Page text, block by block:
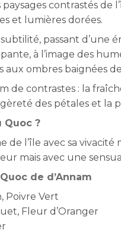
contrastés de
et lumières dorées.
passant d’une
à l’image des
aux ombres baignées
de contrastes : la
des pétales et la
Quoc ?
de l’île avec sa
mais avec une
de d’Annam
Poivre Vert
Fleur d’Oranger